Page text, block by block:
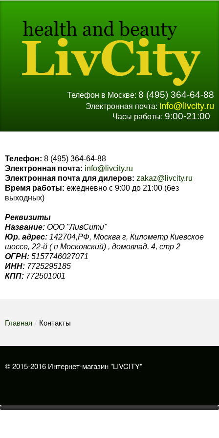
Телефон в Москве: 8 (495) 364-64-88
Электронная почта: info@livcity.ru
Часы работы: 9:00-21:00
Телефон: 8 (495) 364-64-88
Электронная почта: info@livcity.ru
Электронная почта для дилеров: zakaz@livcity.ru
Время работы: ежедневно с 9:00 до 21:00 (без
выходных)
Реквизиты
Название: OOO "ЛивСити"
Юр. адрес: 142704,РФ, Москва г, Километр Киевское
шоссе, 22-й ( п Московский) , домовлад. 4, стр 2
ОГРН: 5157746027071
ИНН: 7725295185
КПП: 772501001
Главная / Контакты
© 2015-2016 Интернет-магазин "LIVCITY"